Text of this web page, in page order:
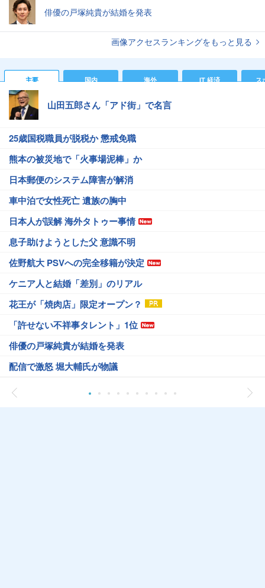
俳優の戸塚純貴が結婚を発表
画像アクセスランキングをもっと見る
主要 国内 海外 IT 経済 ス
山田五郎さん「アド街」で名言
25歳国税職員が脱税か 懲戒免職
熊本の被災地で「火事場泥棒」か
日本郵便のシステム障害が解消
車中泊で女性死亡 遺族の胸中
日本人が誤解 海外タトゥー事情
息子助けようとした父 意識不明
佐野航大 PSVへの完全移籍が決定
ケニア人と結婚「差別」のリアル
花王が「焼肉店」限定オープン？
「許せない不祥事タレント」1位
俳優の戸塚純貴が結婚を発表
配信で激怒 堀大輔氏が物議